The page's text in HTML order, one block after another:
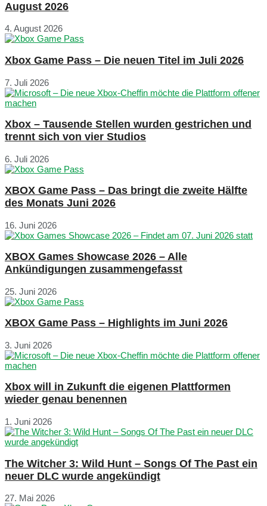
August 2026
4. August 2026
Xbox Game Pass – Die neuen Titel im Juli 2026
7. Juli 2026
Xbox – Tausende Stellen wurden gestrichen und
trennt sich von vier Studios
6. Juli 2026
XBOX Game Pass – Das bringt die zweite Hälfte
des Monats Juni 2026
16. Juni 2026
XBOX Games Showcase 2026 – Alle
Ankündigungen zusammengefasst
25. Juni 2026
XBOX Game Pass – Highlights im Juni 2026
3. Juni 2026
Xbox will in Zukunft die eigenen Plattformen
wieder genau benennen
1. Juni 2026
The Witcher 3: Wild Hunt – Songs Of The Past ein
neuer DLC wurde angekündigt
27. Mai 2026